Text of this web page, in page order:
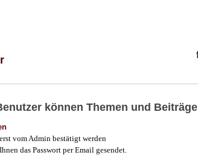
können Themen und
vom Admin bestätigt werden
das Passwort per Email gesendet.